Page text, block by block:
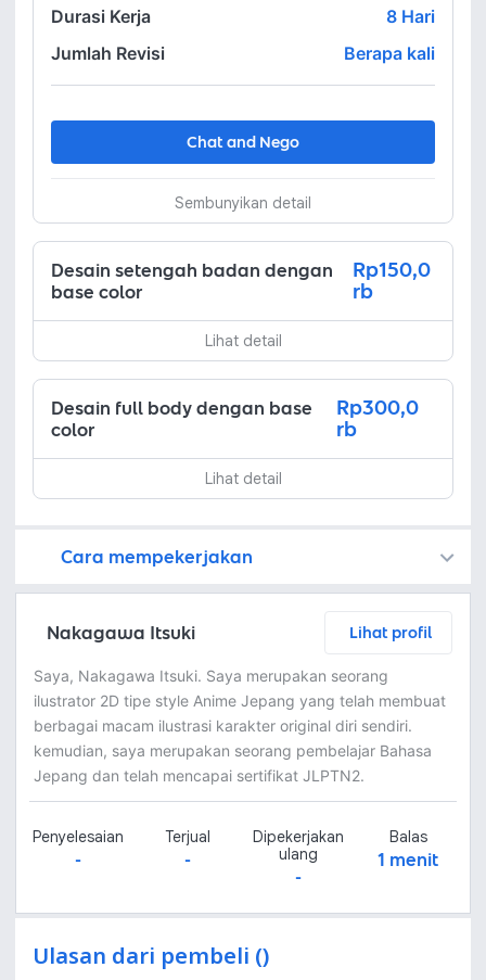
Durasi Kerja 8 Hari
Jumlah Revisi
Berapa kali
Chat and Nego
Sembunyikan detail
Desain setengah badan dengan
base color
Rp150,0
rb
Lihat detail
Desain full body dengan base
color
Rp300,0
rb
Lihat detail
Cara mempekerjakan
Nakagawa Itsuki Lihat profil
Saya, Nakagawa Itsuki. Saya merupakan seorang
ilustrator 2D tipe style Anime Jepang yang telah membuat
berbagai macam ilustrasi karakter original diri sendiri.
kemudian, saya merupakan seorang pembelajar Bahasa
Jepang dan telah mencapai sertifikat JLPTN2.
Penyelesaian
-
Terjual
-
Dipekerjakan
ulang
-
Balas
1 menit
Ulasan dari pembeli ()